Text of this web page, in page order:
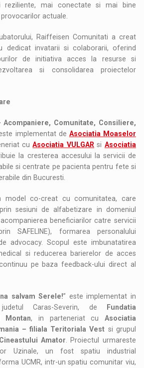
reziliente, mai conectate si mai bine
actuale.
Raiffeisen Comunitati a creat
dedicat invatarii si colaborarii, oferind
de initiativa acces la resurse si
si consolidarea proiectelor
Acompaniere, Comunitate, Consiliere,
implementat de Asociatia Moaselor
cuAsociatia VULGAR si Asociatia
la cresterea accesului la servicii de
si centrate pe pacienta pentru fete si
din Bucuresti.
model co-creat cu comunitatea, care
sesiuni de alfabetizare in domeniul
beneficiarilor catre servicii
SAFELINE), formarea personalului
advocacy. Scopul este imbunatatirea
si reducerea barierelor de acces
pe baza feedback-ului direct al
salvam Serele!” este implementat in
Caras-Severin, de
Fundatia
Montan, in parteneriat cu Asociatia
– filiala Teritoriala Vest si grupul
Amator . Proiectul urmareste
Uzinale, un fost spatiu industrial
UCMR, intr-un spatiu comunitar viu,